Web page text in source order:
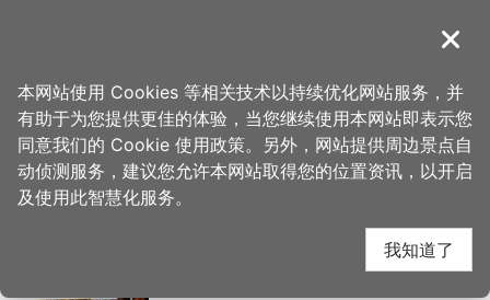
導覽
首页 > 想去的地方 > 住宿 > 爱多顶级会馆
爱多顶级会馆 周边店家
关闭
本网站使用 Cookies 等相关技术以持续优化网站服务，并
有助于为您提供更佳的体验，当您继续使用本网站即表示您
同意我们的 Cookie 使用政策。另外，网站提供周边景点自
动侦测服务，建议您允许本网站取得您的位置资讯，以开启
及使用此智慧化服务。
我知道了